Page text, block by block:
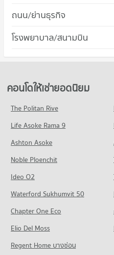
คอนโดให้เช่า ม.สวนดุสิต
มีคอนโดให้เช่า 12,979 ประกาศ
ขายคอนโด ม.สวนดุสิต
640 โครงการ
คอนโดให้เช่า ม.หอการค้าไทย
มีคอนโดให้เช่า 35,978 ประกาศ
มีคอนโดขาย 13,367 ประกาศ
คอนโด ม.มหิดล เขตพญาไท
448 โครงการ
คอนโดให้เช่า ม.มหิดล เขตพญาไท
มีคอนโดให้เช่า 20,889 ประกาศ
ขายคอนโด ม.มหิดล เขตพญาไท
มีคอนโดขาย 8,340 ประกาศ
คอนโด วิทยาลัยป้องกันราชอาณ
คอนโดให้เช่า วิทยาลัยป้องกันราชอาณ
คอนโด ตลาดนัดจตุจักร
คอนโดให้เช่า ตลาดนัดจตุจักร
คอนโด ตลาด อ.ต.ก.
มีคอนโดให้เช่า 12,874 ประกาศ
ขายคอนโด ตลาด อ.ต.ก.
มีคอนโดขาย 4,999 ประกาศ
312 โครงการ
คอนโดให้เช่า บิ๊กซี สะพานควาย
มีคอนโดขาย 4,140 ประกาศ
คอนโด บิ๊กซี เอ็กซ์ตร้า รัชดาภิเษก
ถนน/ย่านธุรกิจ
คอนโด เขตพญาไท
คอนโดให้เช่า เขตพญาไท
ขายคอนโด เขตพญาไท
มีคอนโดขาย 1,506 ประกาศ
คอนโด ถนนพระราม 6
228 โครงการ
คอนโดให้เช่า ถนนพระราม 6
มีคอนโดให้เช่า 12,212 ประกาศ
ขายคอนโด ถนนพระราม 6
มีคอนโดขาย 4,686 ประกาศ
คอนโด ถนนวิภาวดีรังสิต
คอนโดให้เช่า ถนนวิภาวดีรังสิต
มีคอนโดให้เช่า 17,735 ประกาศ
ขายคอนโด ถนนวิภาวดีรังสิต
มีคอนโดขาย 6,823 ประกาศ
โรงพยาบาล/สนามบิน
คอนโด รพ.พญาไท พหลโยธิน
คอนโดให้เช่า รพ.พญาไท พหลโยธิน
มีคอนโดให้เช่า 4,675 ประกาศ
ขายคอนโด รพ.พญาไท พหลโยธิน
มีคอนโดขาย 1,983 ประกาศ
133 โครงการ
คอนโดให้เช่า รพ.พระมงกุฎเกล้า
มีคอนโดขาย 2,668 ประกาศ
คอนโด รพ.พญาไท 2
136 โครงการ
คอนโดให้เช่า รพ.พญาไท 2
มีคอนโดให้เช่า 5,550 ประกาศ
คอนโดให้เช่ายอดนิยม
The Politan Rive
Life Asoke Rama 9
Ashton Asoke
Noble Ploenchit
Ideo O2
Waterford Sukhumvit 50
Chapter One Eco
Elio Del Moss
Regent Home บางซ่อน